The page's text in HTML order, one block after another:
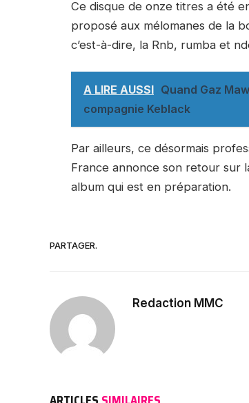
Ce disque de onze titres a été
proposé aux mélomanes de la
c’est-à-dire, la Rnb, rumba et
A LIRE AUSSI Quand Gaz
compagnie Keblack
Par ailleurs, ce désormais
France annonce son retour sur
album qui est en préparation.
PARTAGER.
Redaction MMC